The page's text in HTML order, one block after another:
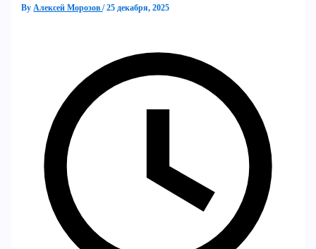
ByАлексей Морозов/25 декабря, 2025